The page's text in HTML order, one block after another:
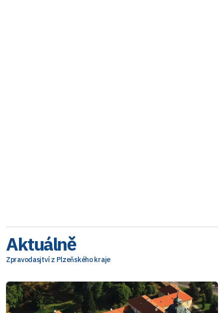
Aktuálně
Zpravodasjtví z Plzeňského kraje